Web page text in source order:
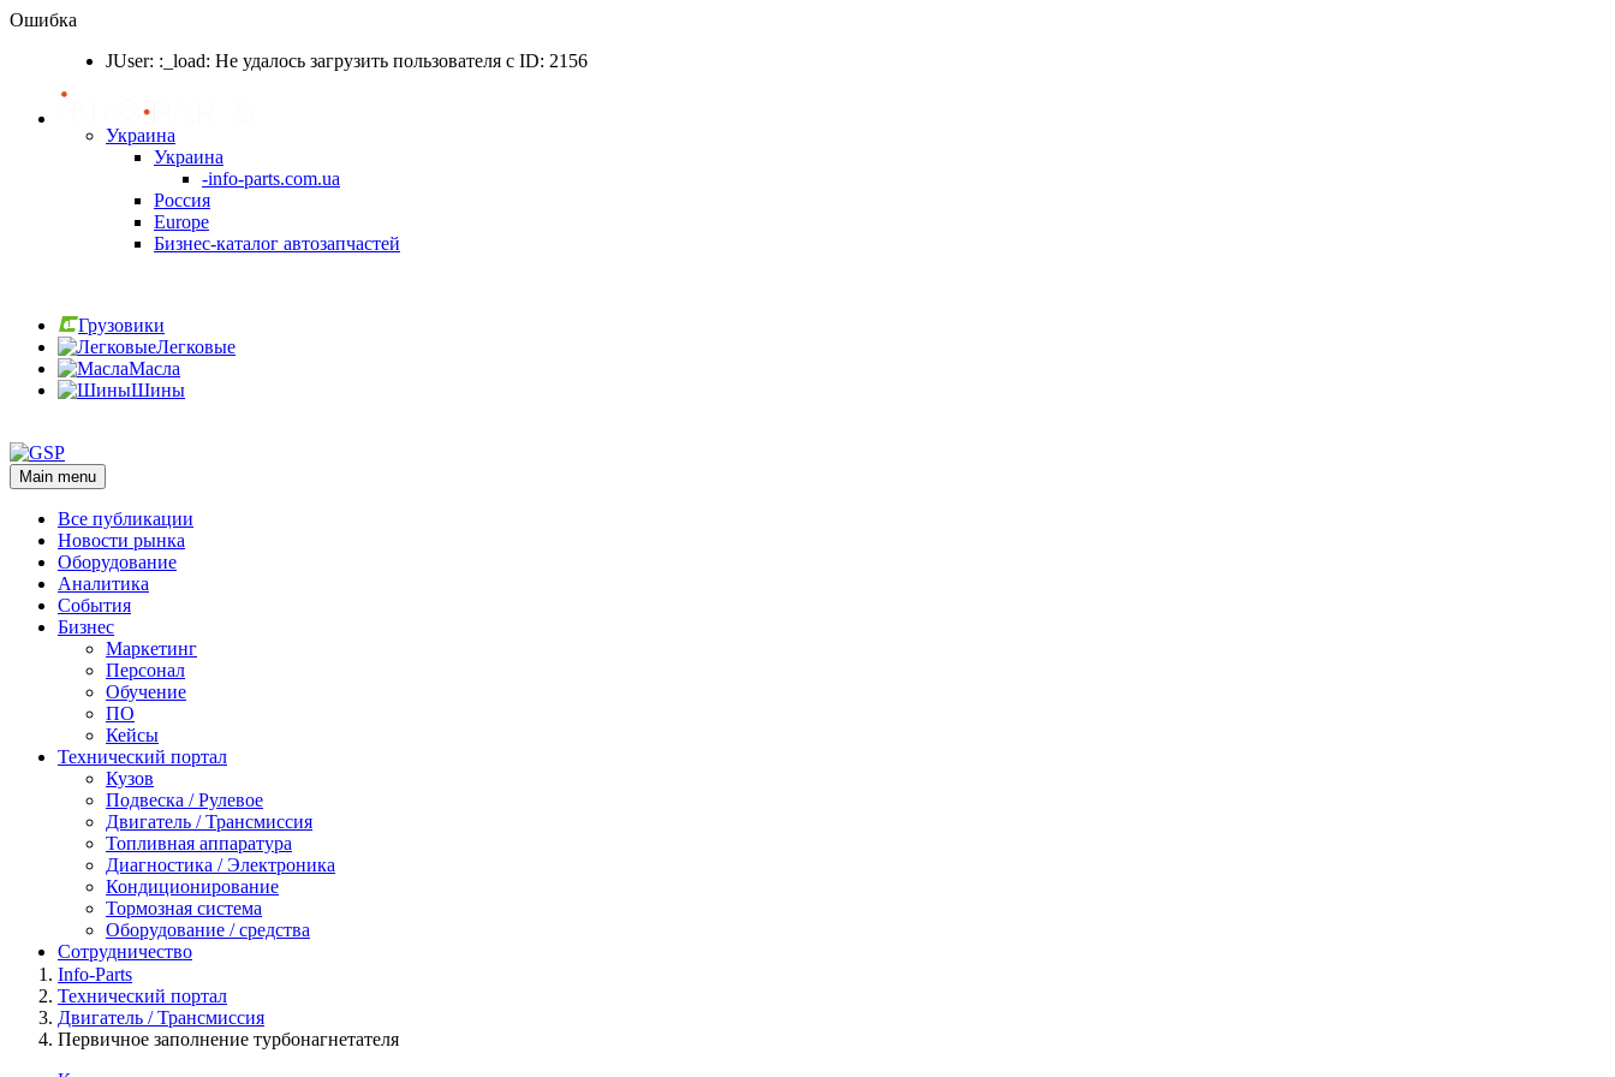
Ошибка
JUser: :_load: Не удалось загрузить пользователя с ID: 2156
Украина
Украина
-info-parts.com.ua
Россия
Europe
Бизнес-каталог автозапчастей
Грузовики
Легковые
Масла
Шины
Main menu
Все публикации
Новости рынка
Оборудование
Аналитика
События
Бизнес
Маркетинг
Персонал
Обучение
ПО
Кейсы
Технический портал
Кузов
Подвеска / Рулевое
Двигатель / Трансмиссия
Топливная аппаратура
Диагностика / Электроника
Кондиционирование
Тормозная система
Оборудование / средства
Сотрудничество
Info-Parts
Технический портал
Двигатель / Трансмиссия
Первичное заполнение турбонагнетателя